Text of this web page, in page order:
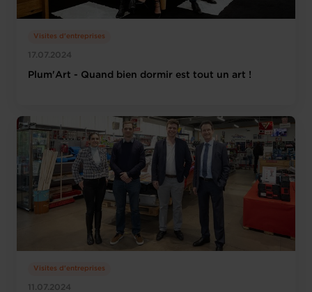
17.07.2024
Visites d'entreprises
Plum'Art - Quand bien dormir est tout un art !
11.07.2024
Visites d'entreprises